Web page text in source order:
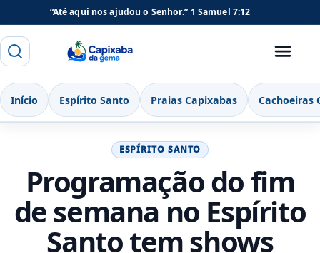
“Até aqui nos ajudou o Senhor.” 1 Samuel 7:12
Buscar
Menu
Início Espírito Santo Praias Capixabas Cachoeiras
ESPÍRITO SANTO
Programação do fim
de semana no Espírito
Santo tem shows